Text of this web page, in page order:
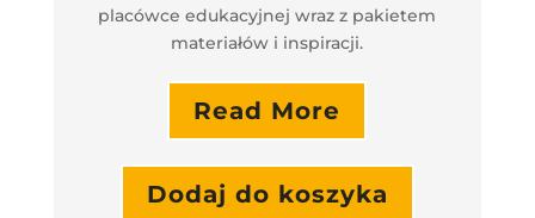
placówce edukacyjnej wraz z pakietem
materiałów i inspiracji.
Read More
Dodaj do koszyka